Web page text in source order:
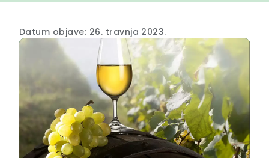
Datum objave: 26. travnja 2023.